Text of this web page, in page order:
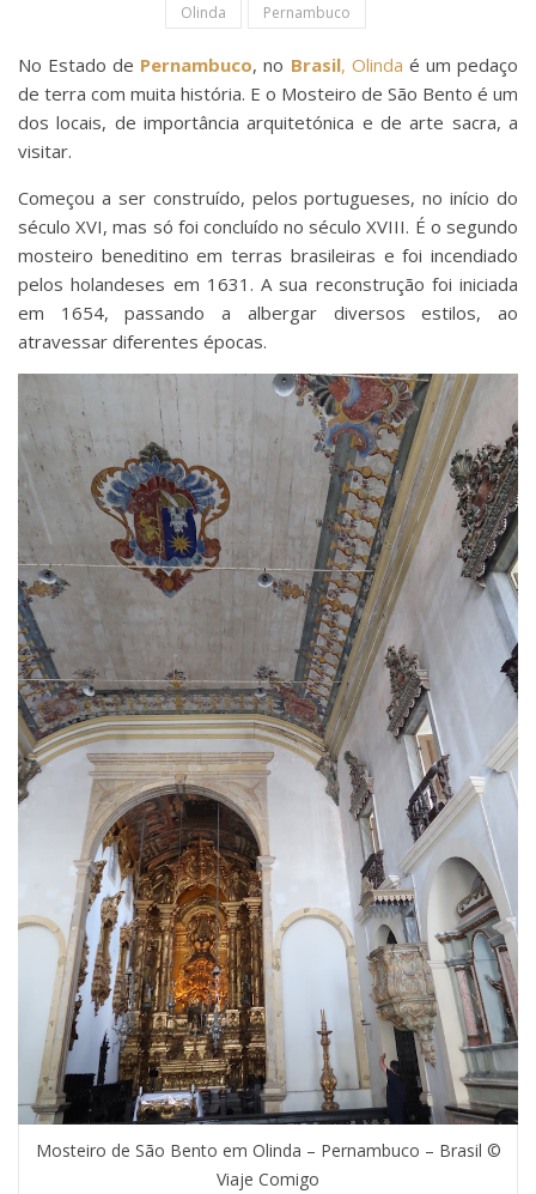
Olinda Pernambuco
No Estado de Pernambuco, no Brasil, Olinda é um pedaço
de terra com muita história. E o Mosteiro de São Bento é um
dos locais, de importância arquitetónica e de arte sacra, a
visitar.
Começou a ser construído, pelos portugueses, no início do
século XVI, mas só foi concluído no século XVIII. É o segundo
mosteiro beneditino em terras brasileiras e foi incendiado
pelos holandeses em 1631. A sua reconstrução foi iniciada
em 1654, passando a albergar diversos estilos, ao
atravessar diferentes épocas.
Mosteiro de São Bento em Olinda – Pernambuco – Brasil ©
Viaje Comigo